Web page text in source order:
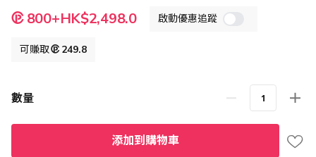
特
殊
啟動優惠追蹤
800+HK$2,498.0
可賺取 249.8
數量
添加到購物車